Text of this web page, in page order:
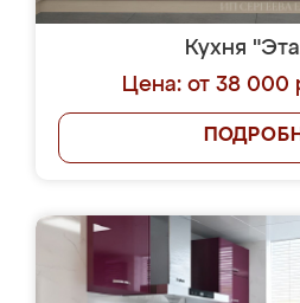
Кухня
Цена: от 38 000